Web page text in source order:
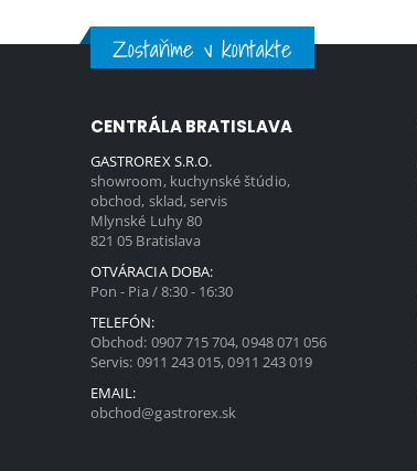
Zostaňme v kontakte
CENTRÁLA BRATISLAVA
GASTROREX S.R.O.
showroom, kuchynské štúdio,
obchod, sklad, servis
Mlynské Luhy 80
821 05 Bratislava
OTVÁRACIA DOBA:
Pon - Pia / 8:30 - 16:30
TELEFÓN:
Obchod: 0907 715 704,0948 071 056
Servis: 0911 243 015,0911 243 019
EMAIL:
obchod@gastrorex.sk